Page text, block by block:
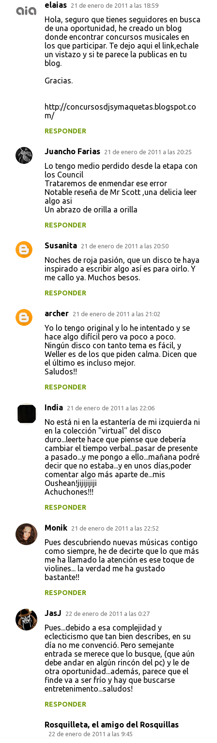
elaias 21 de enero de 2011 a las 18:59
Hola, seguro que tienes seguidores en busca
de una oportunidad, he creado un blog
donde encontrar concursos musicales en
los que participar. Te dejo aqui el link,echale
un vistazo y si te parece la publicas en tu
blog.
Gracias.
http://concursosdjsymaquetas.blogspot.co
m/
RESPONDER
Juancho Farias 21 de enero de 2011 a las 20:25
Lo tengo medio perdido desde la etapa con
los Council
Trataremos de enmendar ese error
Notable reseña de Mr Scott ,una delicia leer
algo asi
Un abrazo de orilla a orilla
RESPONDER
Susanita 21 de enero de 2011 a las 20:50
Noches de roja pasión, que un disco te haya
inspirado a escribir algo así es para oirlo. Y
me callo ya. Muchos besos.
RESPONDER
archer 21 de enero de 2011 a las 21:02
Yo lo tengo original y lo he intentado y se
hace algo difícil pero va poco a poco.
Ningún disco con tanto tema es fácil, y
Weller es de los que piden calma. Dicen que
el último es incluso mejor.
Saludos!!
RESPONDER
India 21 de enero de 2011 a las 22:06
No está ni en la estantería de mi izquierda ni
en la colección "virtual" del disco
duro...leerte hace que piense que debería
cambiar el tiempo verbal...pasar de presente
a pasado...y me pongo a ello...mañana podré
decir que no estaba...y en unos días,poder
comentar algo más aparte de...mis
Oushean!jijijijiji
Achuchones!!!
RESPONDER
Monik 21 de enero de 2011 a las 22:52
Pues descubriendo nuevas músicas contigo
como siempre, he de decirte que lo que más
me ha llamado la atención es ese toque de
violines... la verdad me ha gustado
bastante!!
RESPONDER
JasJ 22 de enero de 2011 a las 0:27
Pues...debido a esa complejidad y
eclecticismo que tan bien describes, en su
día no me convenció. Pero semejante
entrada se merece que lo busque, (que aún
debe andar en algún rincón del pc) y le de
otra oportunidad...además, parece que el
finde va a ser frío y hay que buscarse
entretenimento...saludos!
RESPONDER
Rosquilleta, el amigo del Rosquillas
22 de enero de 2011 a las 9:45